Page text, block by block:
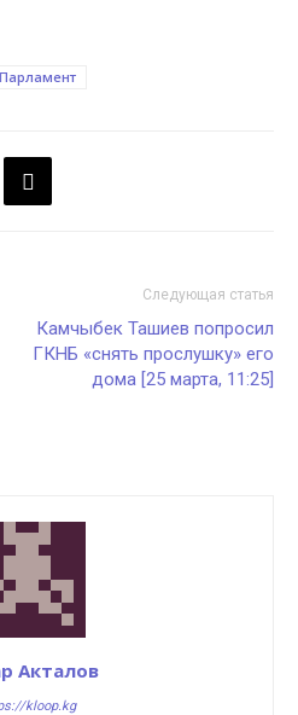
Парламент
Следующая статья
Камчыбек Ташиев попросил
ГКНБ «снять прослушку» его
дома [25 марта, 11:25]
Акталов
kloop.kg